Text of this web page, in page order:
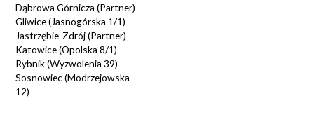
Dąbrowa Górnicza (Partner)
Gliwice (Jasnogórska 1/1)
Jastrzębie-Zdrój (Partner)
Katowice (Opolska 8/1)
Rybnik (Wyzwolenia 39)
Sosnowiec (Modrzejowska
12)